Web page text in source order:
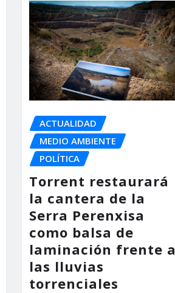
ACTUALIDAD
MEDIO AMBIENTE
POLÍTICA
Torrent restaurará
la cantera de la
Serra Perenxisa
como balsa de
laminación frente a
las lluvias
torrenciales